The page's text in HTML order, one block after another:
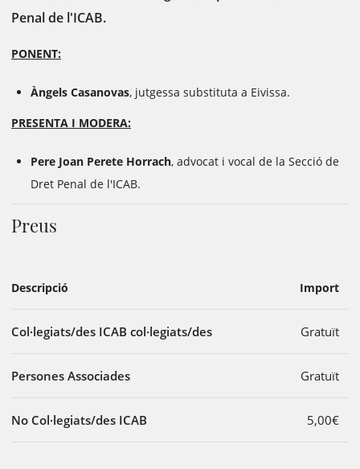
Penal de l'ICAB.
PONENT:
Àngels Casanovas, jutgessa substituta a Eivissa.
PRESENTA I MODERA:
Pere Joan Perete Horrach, advocat i vocal de la Secció de
Dret Penal de l'ICAB.
Preus
Descripció Import
Col·legiats/des ICAB col·legiats/des Gratuït
Persones Associades Gratuït
No Col·legiats/des ICAB 5,00€